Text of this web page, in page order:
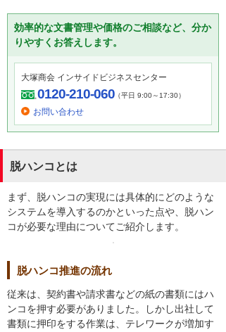
効率的な文書管理や価格のご相談など、分か
りやすくお答えします。
大塚商会 インサイドビジネスセンター
0120-210-060（平日 9:00～17:30）
お問い合わせ
脱ハンコとは
まず、脱ハンコの実現には具体的にどのような
システムを導入するのかといった点や、脱ハン
コが必要な理由についてご紹介します。
脱ハンコ推進の流れ
従来は、契約書や請求書などの紙の書類にはハ
ンコを押す必要がありました。しかし出社して
書類に押印をする作業は、テレワークが増加す